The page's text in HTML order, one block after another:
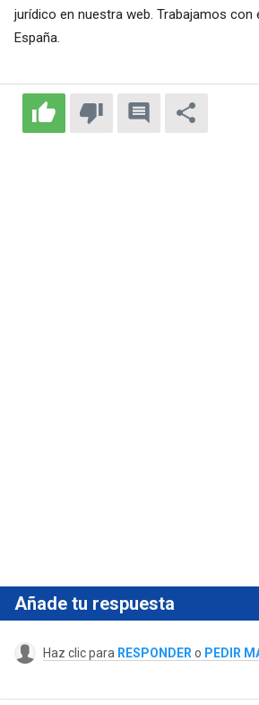
jurídico en nuestra web. Trabajamos con
España.
Añade tu respuesta
Haz clic para RESPONDER o PEDIR